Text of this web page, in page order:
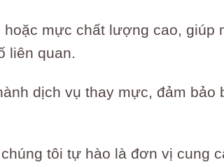
mực chất lượng cao, giúp
liên quan.
dịch vụ thay mực, đảm
tôi tự hào là đơn vị cung